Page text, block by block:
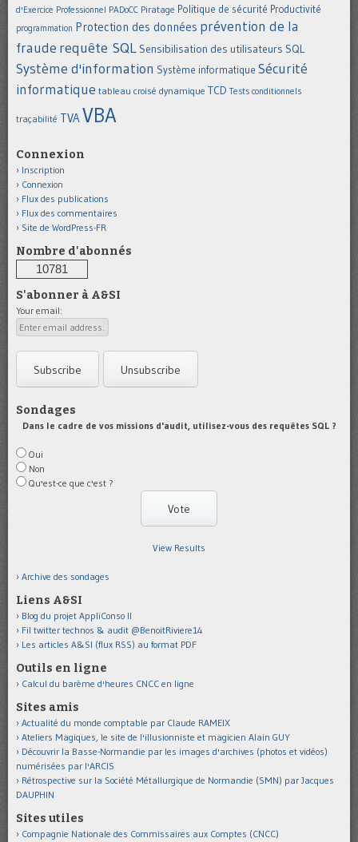
d'Exercice Professionnel PADoCC Piratage Politique de sécurité Productivité
programmation Protection des données prévention de la
fraude requête SQL Sensibilisation des utilisateurs SQL
Système d'information Système informatique Sécurité
informatique tableau croisé dynamique TCD Tests conditionnels
traçabilité TVAVBA
Connexion
Inscription
Connexion
Flux des publications
Flux des commentaires
Site de WordPress-FR
Nombre d'abonnés
10781
S'abonner à A&SI
Your email:
Sondages
Dans le cadre de vos missions d'audit, utilisez-vous des requêtes SQL ?
Oui
Non
Qu'est-ce que c'est ?
View Results
Archive des sondages
Liens A&SI
Blog du projet AppliConso II
Fil twitter technos & audit @BenoitRiviere14
Les articles A&SI (flux RSS) au format PDF
Outils en ligne
Calcul du barème d'heures CNCC en ligne
Sites amis
Actualité du monde comptable par Claude RAMEIX
Ateliers Magiques, le site de l'illusionniste et magicien Alain GUY
Découvrir la Basse-Normandie par les images d'archives (photos et vidéos)
numérisées par l'ARCIS
Rétrospective sur la Société Métallurgique de Normandie (SMN) par Jacques
DAUPHIN
Sites utiles
Compagnie Nationale des Commissaires aux Comptes (CNCC)